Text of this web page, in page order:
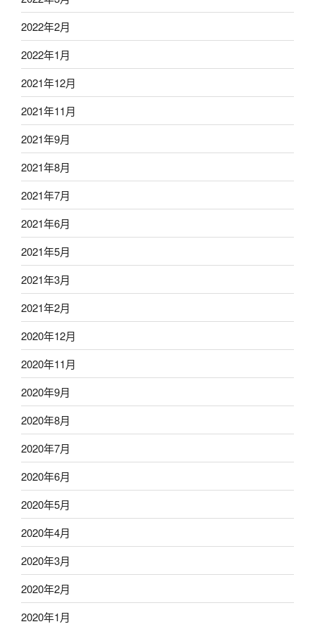
2022年2月
2022年1月
2021年12月
2021年11月
2021年9月
2021年8月
2021年7月
2021年6月
2021年5月
2021年3月
2021年2月
2020年12月
2020年11月
2020年9月
2020年8月
2020年7月
2020年6月
2020年5月
2020年4月
2020年3月
2020年2月
2020年1月